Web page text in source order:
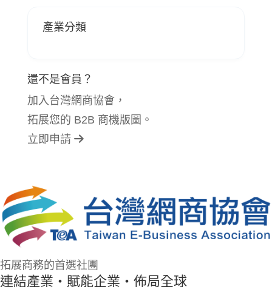
產業分類
還不是會員？
加入台灣網商協會，
拓展您的 B2B 商機版圖。
立即申請
拓展商務的首選社團
連結產業・賦能企業・佈局全球